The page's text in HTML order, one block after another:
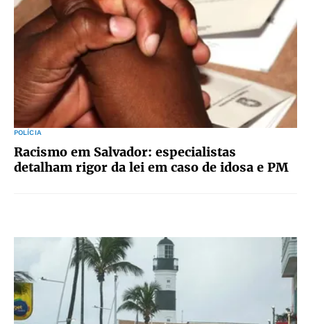
POLÍCIA
Racismo em Salvador: especialistas
detalham rigor da lei em caso de idosa e PM